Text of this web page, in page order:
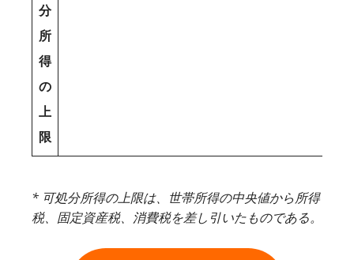
分
所
得
の
上
限
* 可処分所得の上限は、世帯所得の中央値から所得
税、固定資産税、消費税を差し引いたものである。